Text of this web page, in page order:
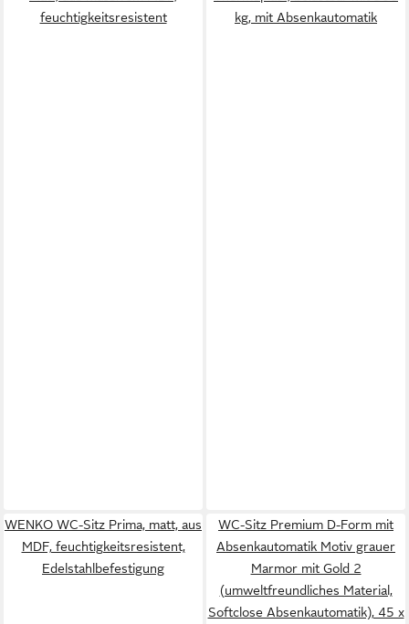
feuchtigkeitsresistent
kg, mit Absenkautomatik
WENKO WC-Sitz Prima, matt, aus
MDF, feuchtigkeitsresistent,
Edelstahlbefestigung
WC-Sitz Premium D-Form mit
Absenkautomatik Motiv grauer
Marmor mit Gold 2
(umweltfreundliches Material,
Softclose Absenkautomatik), 45 x